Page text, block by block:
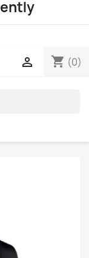
shopping_cart (0)
